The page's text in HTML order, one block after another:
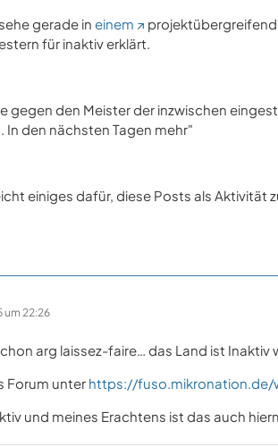
gerade in einem
für inaktiv erklärt.
gegen den Meister der inzwischen
In den nächsten Tagen mehr"
einiges dafür, diese Posts als Aktivität
um 22:26
arg laissez-faire… das Land ist Inaktiv
Forum unter https://fuso.mikronation.de/
und meines Erachtens ist das auch